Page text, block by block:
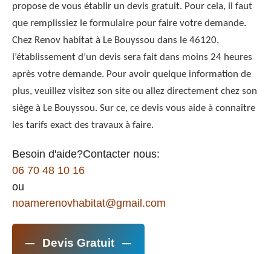
propose de vous établir un devis gratuit. Pour cela, il faut
que remplissiez le formulaire pour faire votre demande.
Chez Renov habitat à Le Bouyssou dans le 46120,
l’établissement d’un devis sera fait dans moins 24 heures
après votre demande. Pour avoir quelque information de
plus, veuillez visitez son site ou allez directement chez son
siège à Le Bouyssou. Sur ce, ce devis vous aide à connaître
les tarifs exact des travaux à faire.
Besoin d'aide?Contacter nous:
06 70 48 10 16
ou
noamerenovhabitat@gmail.com
Devis Gratuit